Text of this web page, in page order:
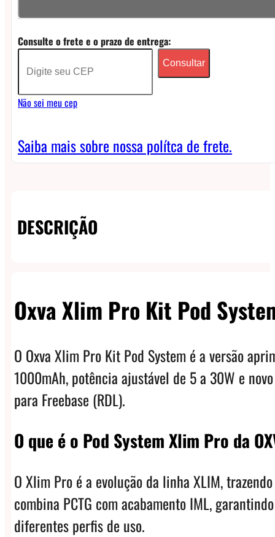
Pod
System
quantidade
Consulte o frete e o prazo de entrega:
Consultar
Não sei meu cep
Saiba mais sobre nossa polítca de frete.
DESCRIÇÃO
Oxva Xlim Pro Kit Pod
O Oxva Xlim Pro Kit Pod System é a versão
1000mAh, potência ajustável de 5 a 30W e
para Freebase (RDL).
O que é o Pod System Xlim Pro da
O Xlim Pro é a evolução da linha XLIM,
combina PCTG com acabamento IML,
diferentes perfis de uso.